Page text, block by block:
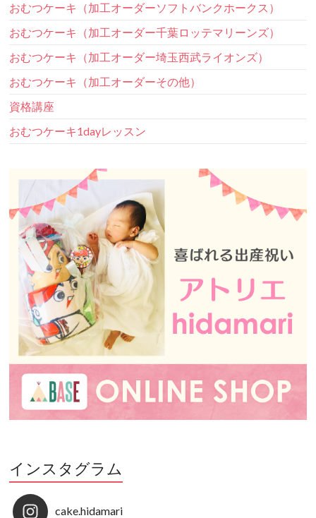
おむつケーキ（加工オーダーソフトバンクホークス）
おむつケーキ（加工オーダー千葉ロッテマリーンズ）
おむつケーキ（加工オーダー埼玉西武ライオンズ）
おむつケーキ（加工オーダーその他）
資格講座
おむつケーキ1dayレッスン
インスタグラム
cake.hidamari